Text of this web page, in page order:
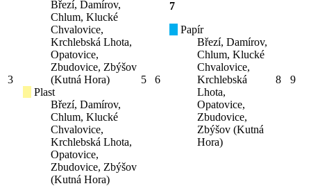
3
Březí, Damírov,
Chlum, Klucké
Chvalovice,
Krchlebská Lhota,
Opatovice,
Zbudovice, Zbýšov
(Kutná Hora)
Plast
Březí, Damírov,
Chlum, Klucké
Chvalovice,
Krchlebská Lhota,
Opatovice,
Zbudovice, Zbýšov
(Kutná Hora)
5 6
7
Papír
Březí, Damírov,
Chlum, Klucké
Chvalovice,
Krchlebská
Lhota,
Opatovice,
Zbudovice,
Zbýšov (Kutná
Hora)
8 9